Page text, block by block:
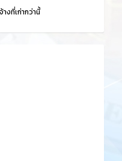
งที่เก่ากว่านี้